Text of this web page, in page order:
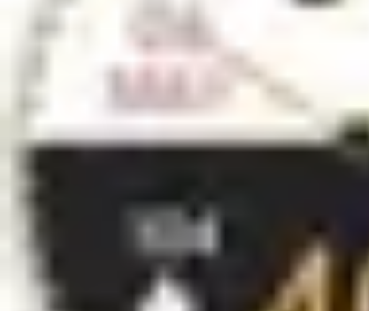
Erreurs Courantes
Nutrition et Sommeil